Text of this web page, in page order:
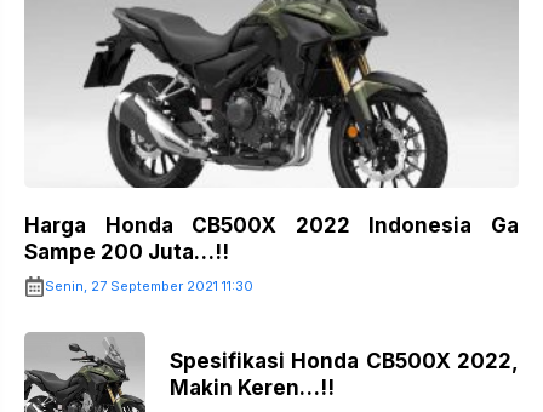
Harga Honda CB500X 2022 Indonesia Ga
Sampe 200 Juta…!!
Senin, 27 September 2021 11:30
Spesifikasi Honda CB500X 2022,
Makin Keren…!!